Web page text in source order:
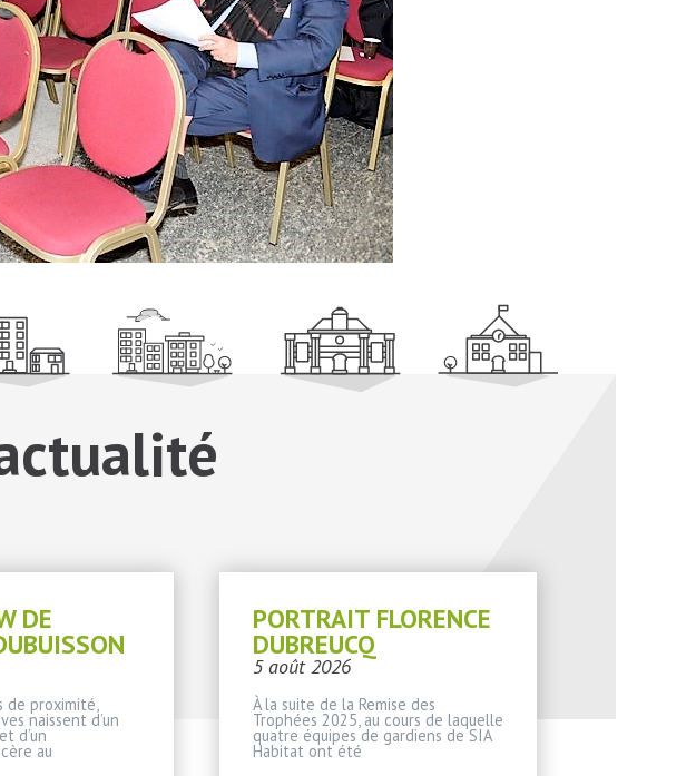
DE
de proximité,
naissent d’un
d’un
au
PORTRAIT FLORENCE
DUBREUCQ
5 août 2026
À la suite de la Remise des
Trophées 2025, au cours de laquelle
quatre équipes de gardiens de SIA
Habitat ont été